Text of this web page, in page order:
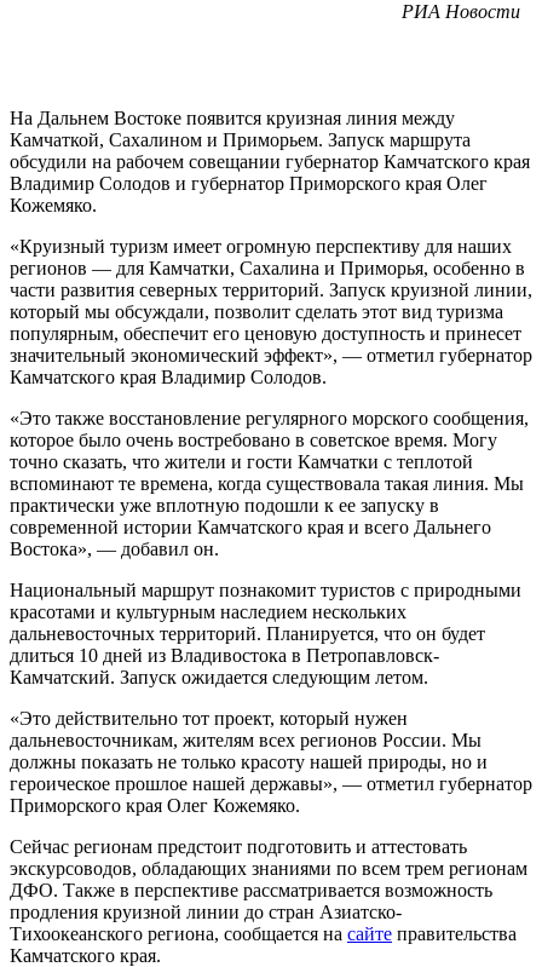
РИА Новости
На Дальнем Востоке появится круизная линия между
Камчаткой, Сахалином и Приморьем. Запуск маршрута
обсудили на рабочем совещании губернатор Камчатского края
Владимир Солодов и губернатор Приморского края Олег
Кожемяко.
«Круизный туризм имеет огромную перспективу для наших
регионов — для Камчатки, Сахалина и Приморья, особенно в
части развития северных территорий. Запуск круизной линии,
который мы обсуждали, позволит сделать этот вид туризма
популярным, обеспечит его ценовую доступность и принесет
значительный экономический эффект», — отметил губернатор
Камчатского края Владимир Солодов.
«Это также восстановление регулярного морского сообщения,
которое было очень востребовано в советское время. Могу
точно сказать, что жители и гости Камчатки с теплотой
вспоминают те времена, когда существовала такая линия. Мы
практически уже вплотную подошли к ее запуску в
современной истории Камчатского края и всего Дальнего
Востока», — добавил он.
Национальный маршрут познакомит туристов с природными
красотами и культурным наследием нескольких
дальневосточных территорий. Планируется, что он будет
длиться 10 дней из Владивостока в Петропавловск-
Камчатский. Запуск ожидается следующим летом.
«Это действительно тот проект, который нужен
дальневосточникам, жителям всех регионов России. Мы
должны показать не только красоту нашей природы, но и
героическое прошлое нашей державы», — отметил губернатор
Приморского края Олег Кожемяко.
Сейчас регионам предстоит подготовить и аттестовать
экскурсоводов, обладающих знаниями по всем трем регионам
ДФО. Также в перспективе рассматривается возможность
продления круизной линии до стран Азиатско-
Тихоокеанского региона, сообщается на сайте правительства
Камчатского края.